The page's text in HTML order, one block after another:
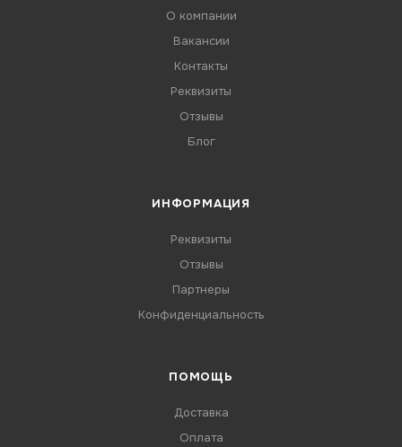
О компании
Вакансии
Контакты
Реквизиты
Отзывы
Блог
ИНФОРМАЦИЯ
Реквизиты
Отзывы
Партнеры
Конфиденциальность
ПОМОЩЬ
Доставка
Оплата